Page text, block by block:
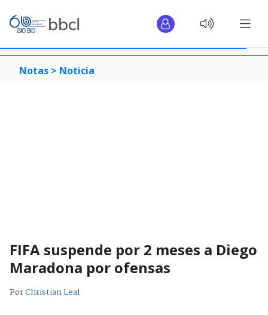
Notas > Noticia
FIFA suspende por 2 meses a Diego
Maradona por ofensas
PorChristian Leal